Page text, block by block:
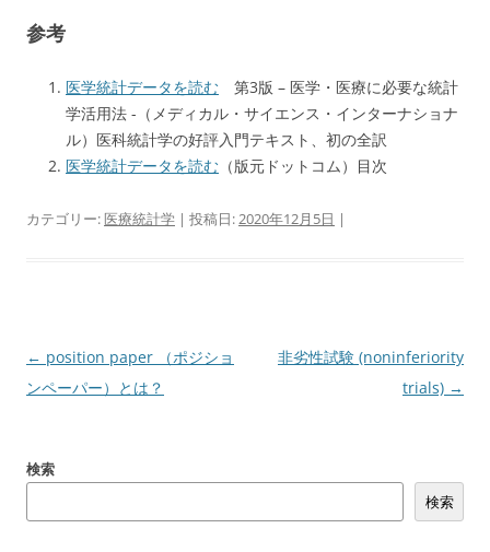
参考
医学統計データを読む 第3版 – 医学・医療に必要な統計
学活用法 -（メディカル・サイエンス・インターナショナ
ル）医科統計学の好評入門テキスト、初の全訳
医学統計データを読む （版元ドットコム）目次
カテゴリー:医療統計学 | 投稿日:2020年12月5日 |
投
稿
ゲ
← position paper （ポジショ
ンペーパー）とは？
非劣性試験 (noninferiority
trials) →
検索
検索